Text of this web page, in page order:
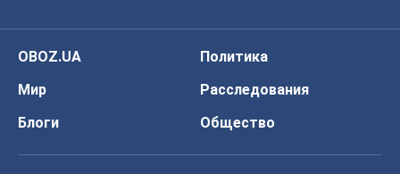
OBOZ.UA
Политика
Мир
Расследования
Блоги
Общество